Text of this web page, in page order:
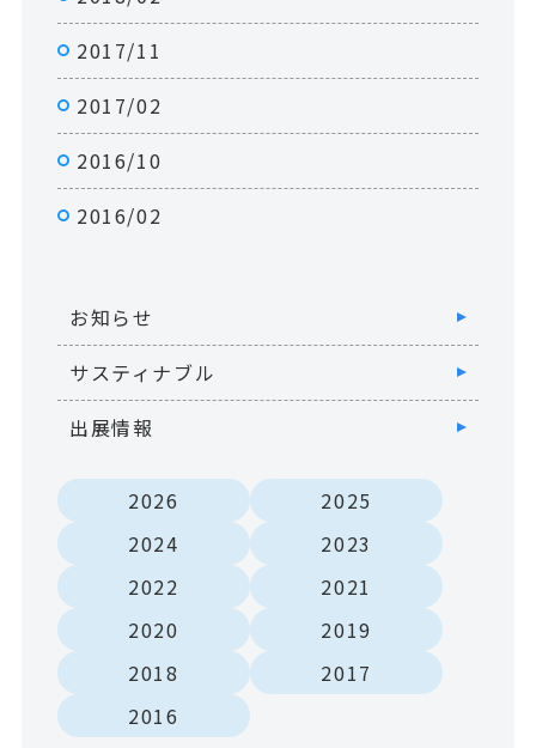
2017/11
2017/02
2016/10
2016/02
お知らせ
サスティナブル
出展情報
2026
2025
2024
2023
2022
2021
2020
2019
2018
2017
2016